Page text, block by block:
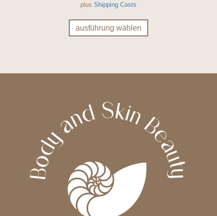
plus Shipping Costs
ausführung wählen
weist
Die
Produktseite
gewählt
werden